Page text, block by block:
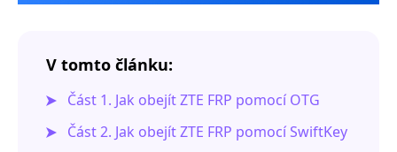
V tomto článku:
Část 1. Jak obejít ZTE FRP pomocí OTG
Část 2. Jak obejít ZTE FRP pomocí SwiftKey